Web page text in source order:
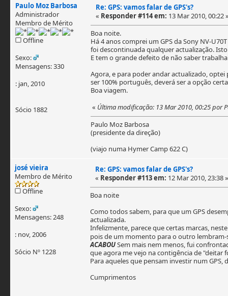
Paulo Moz Barbosa
Administrador
Membro de Mérito
Offline
Sexo:
Mensagens: 330
: jan, 2010
Sócio 1882
Re: GPS: vamos falar de GPS's?
« Responder #114 em: 13 Mar 2010, 00:22
Boa noite.
Há 4 anos comprei um GPS da Sony NV-
foi descontinuada qualquer actualização.
E tem o grande defeito de não saber
Agora, e para poder andar actualizado,
ser 100% português, deverá ser a opção
Boa viagem.
« Última modificação: 13 Mar 2010, 00:25 por
Paulo Moz Barbosa
(presidente da direção)
(viajo numa Hymer Camp 622 C)
josé vieira
Membro de Mérito
Offline
Sexo:
Mensagens: 248
: nov, 2006
Sócio Nº 1228
Re: GPS: vamos falar de GPS's?
« Responder #113 em: 12 Mar 2010, 23:38 »
Boa noite
Como todos sabem, para que um GPS
actualizada.
Infelizmente, parece que certas marcas,
pois de um momento para o outro
ACABOUSem mais nem menos, fui
que agora me vejo na contigência de "deitar
Para aqueles que pensam investir num
Cumprimentos